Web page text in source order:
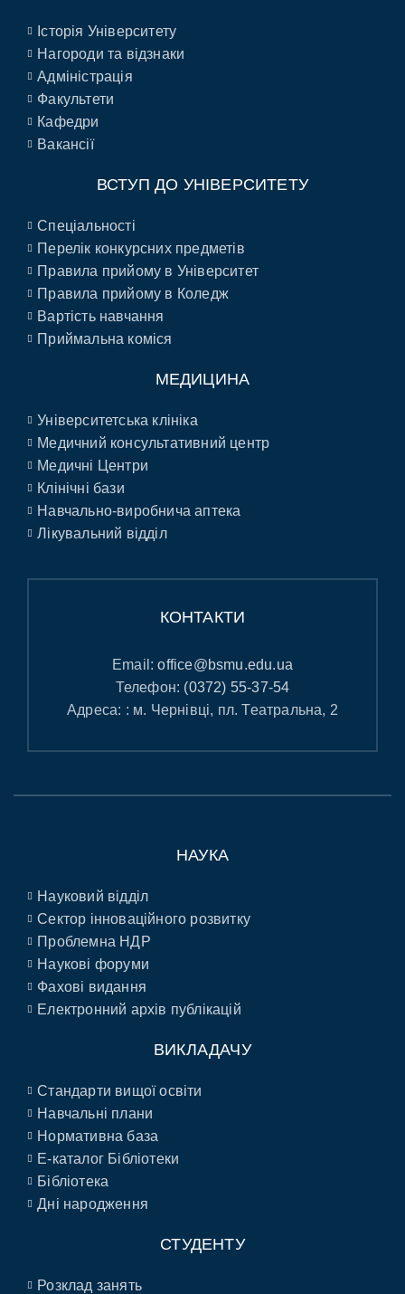
Історія Університету
Нагороди та відзнаки
Адміністрація
Факультети
Кафедри
Вакансії
ВСТУП ДО УНІВЕРСИТЕТУ
Спеціальності
Перелік конкурсних предметів
Правила прийому в Університет
Правила прийому в Коледж
Вартість навчання
Приймальна коміся
МЕДИЦИНА
Університетська клініка
Медичний консультативний центр
Медичні Центри
Клінічні бази
Навчально-виробнича аптека
Лікувальний відділ
КОНТАКТИ
Email:office@bsmu.edu.ua
Телефон: (0372) 55-37-54
Адреса: : м. Чернівці, пл. Театральна, 2
НАУКА
Науковий відділ
Сектор інноваційного розвитку
Проблемна НДР
Наукові форуми
Фахові видання
Електронний архів публікацій
ВИКЛАДАЧУ
Стандарти вищої освіти
Навчальні плани
Нормативна база
E-каталог Бібліотеки
Бібліотека
Дні народження
СТУДЕНТУ
Розклад занять